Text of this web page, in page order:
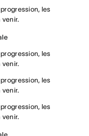
les
venir.
les
venir.
les
venir.
les
venir.